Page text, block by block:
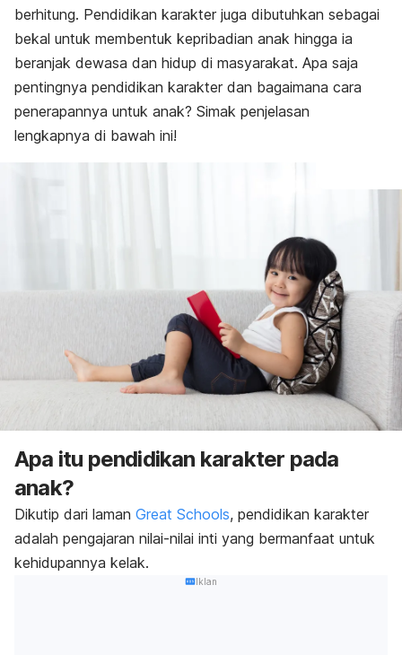
berhitung. Pendidikan karakter juga dibutuhkan sebagai
bekal untuk membentuk kepribadian anak hingga ia
beranjak dewasa dan hidup di masyarakat. Apa saja
pentingnya pendidikan karakter dan bagaimana cara
penerapannya untuk anak? Simak penjelasan
lengkapnya di bawah ini!
Apa itu pendidikan karakter pada
anak?
Dikutip dari laman Great Schools, pendidikan karakter
adalah pengajaran nilai-nilai inti yang bermanfaat untuk
kehidupannya kelak.
Iklan